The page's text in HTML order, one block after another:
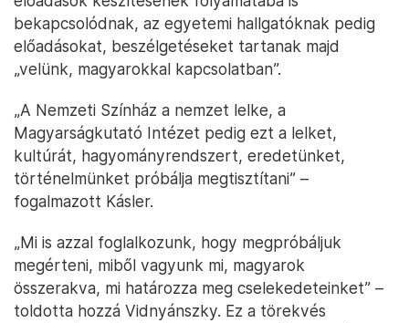
bekapcsolódnak, az egyetemi hallgatóknak pedig
előadásokat, beszélgetéseket tartanak majd
„velünk, magyarokkal kapcsolatban”.
„A Nemzeti Színház a nemzet lelke, a
Magyarságkutató Intézet pedig ezt a lelket,
kultúrát, hagyományrendszert, eredetünket,
történelmünket próbálja megtisztítani” –
fogalmazott Kásler.
„Mi is azzal foglalkozunk, hogy megpróbáljuk
megérteni, miből vagyunk mi, magyarok
összerakva, mi határozza meg cselekedeteinket” –
toldotta hozzá Vidnyánszky. Ez a törekvés